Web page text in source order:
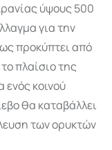
ύψους 500
για την
προκύπτει από
πλαίσιο της
κοινού
θα καταβάλλει
των ορυκτών